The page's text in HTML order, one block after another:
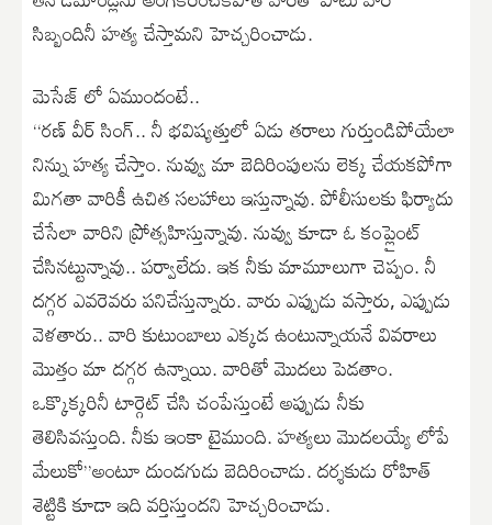
సిబ్బందినీ హత్య చేస్తామని హెచ్చరించాడు.
మెసేజ్ లో ఏముందంటే..
‘‘రణ్ వీర్ సింగ్.. నీ భవిష్యత్తులో ఏడు తరాలు గుర్తుండిపోయేలా
నిన్ను హత్య చేస్తాం. నువ్వు మా బెదిరింపులను లెక్క చేయకపోగా
మిగతా వారికీ ఉచిత సలహాలు ఇస్తున్నావు. పోలీసులకు ఫిర్యాదు
చేసేలా వారిని ప్రోత్సహిస్తున్నావు. నువ్వు కూడా ఓ కంప్లైంట్
చేసినట్టున్నావు.. పర్వాలేదు. ఇక నీకు మామూలుగా చెప్పం. నీ
దగ్గర ఎవరెవరు పనిచేస్తున్నారు. వారు ఎప్పుడు వస్తారు, ఎప్పుడు
వెళతారు.. వారి కుటుంబాలు ఎక్కడ ఉంటున్నాయనే వివరాలు
మొత్తం మా దగ్గర ఉన్నాయి. వారితో మొదలు పెడతాం.
ఒక్కొక్కరినీ టార్గెట్ చేసి చంపేస్తుంటే అప్పుడు నీకు
తెలిసివస్తుంది. నీకు ఇంకా టైముంది. హత్యలు మొదలయ్యే లోపే
మేలుకో”అంటూ దుండగుడు బెదిరించాడు. దర్శకుడు రోహిత్
శెట్టికి కూడా ఇది వర్తిస్తుందని హెచ్చరించాడు.